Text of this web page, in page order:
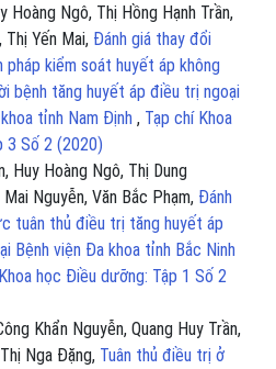
Hoàng Ngô, Thị Hồng Hạnh Trần,
Thị Yến Mai, Đánh giá thay đổi
kiểm soát huyết áp không
bệnh tăng huyết áp điều trị ngoại
tỉnh Nam Định , Tạp chí Khoa
3 Số 2 (2020)
Huy Hoàng Ngô, Thị Dung
Nguyễn, Văn Bắc Phạm, Đánh
tuân thủ điều trị tăng huyết áp
Bệnh viện Đa khoa tỉnh Bắc Ninh
học Điều dưỡng: Tập 1 Số 2
Khẩn Nguyễn, Quang Huy Trần,
Nga Đặng, Tuân thủ điều trị ở